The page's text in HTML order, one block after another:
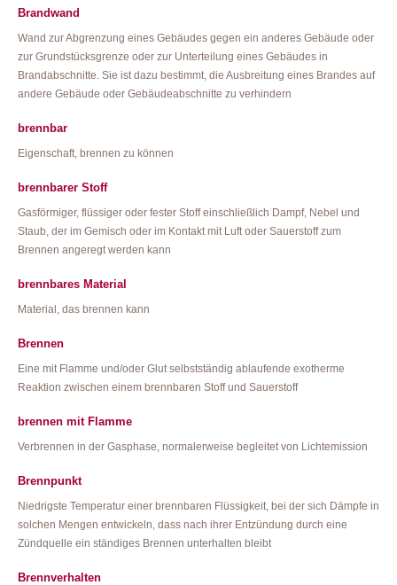
Brandwand
Wand zur Abgrenzung eines Gebäudes gegen ein anderes Gebäude oder
zur Grundstücksgrenze oder zur Unterteilung eines Gebäudes in
Brandabschnitte. Sie ist dazu bestimmt, die Ausbreitung eines Brandes auf
andere Gebäude oder Gebäudeabschnitte zu verhindern
brennbar
Eigenschaft, brennen zu können
brennbarer Stoff
Gasförmiger, flüssiger oder fester Stoff einschließlich Dampf, Nebel und
Staub, der im Gemisch oder im Kontakt mit Luft oder Sauerstoff zum
Brennen angeregt werden kann
brennbares Material
Material, das brennen kann
Brennen
Eine mit Flamme und/oder Glut selbstständig ablaufende exotherme
Reaktion zwischen einem brennbaren Stoff und Sauerstoff
brennen mit Flamme
Verbrennen in der Gasphase, normalerweise begleitet von Lichtemission
Brennpunkt
Niedrigste Temperatur einer brennbaren Flüssigkeit, bei der sich Dämpfe in
solchen Mengen entwickeln, dass nach ihrer Entzündung durch eine
Zündquelle ein ständiges Brennen unterhalten bleibt
Brennverhalten